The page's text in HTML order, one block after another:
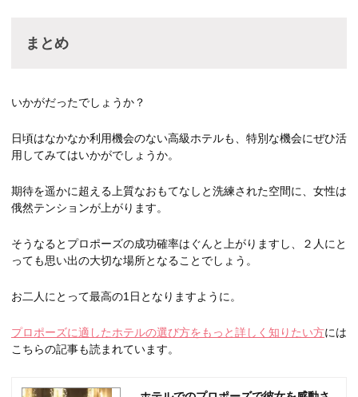
まとめ
いかがだったでしょうか？
日頃はなかなか利用機会のない高級ホテルも、特別な機会にぜひ活
用してみてはいかがでしょうか。
期待を遥かに超える上質なおもてなしと洗練された空間に、女性は
俄然テンションが上がります。
そうなるとプロポーズの成功確率はぐんと上がりますし、２人にと
っても思い出の大切な場所となることでしょう。
お二人にとって最高の1日となりますように。
プロポーズに適したホテルの選び方をもっと詳しく知りたい方には
こちらの記事も読まれています。